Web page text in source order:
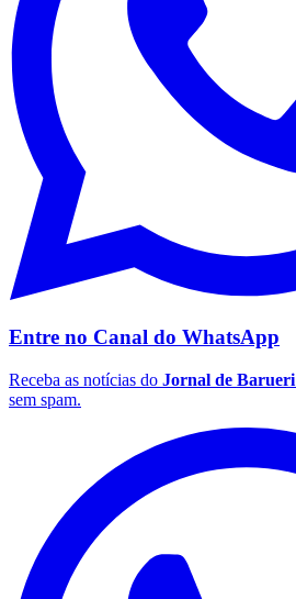
Fluminense
Entre no Canal do WhatsApp
Receba as notícias do Jornal de Barueri
sem spam.